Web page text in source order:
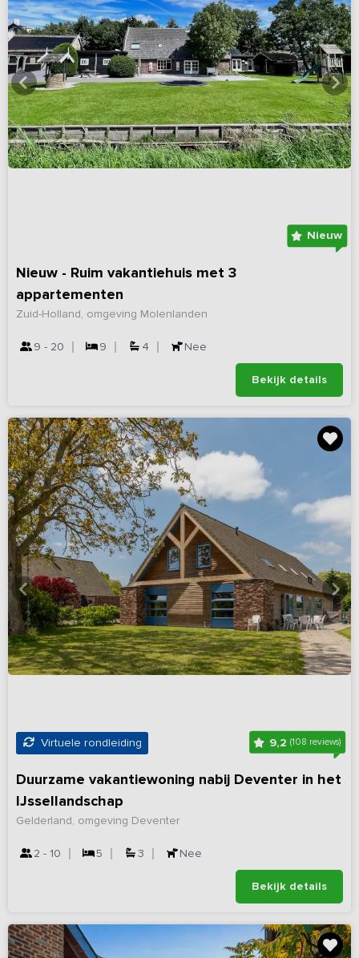
Nieuw
Nieuw - Ruim vakantiehuis met 3
appartementen
Zuid-Holland, omgeving Molenlanden
9 - 20 9 4 Nee
Bekijk details
Virtuele rondleiding 9,2 (108 reviews)
Duurzame vakantiewoning nabij Deventer in het
IJssellandschap
Gelderland, omgeving Deventer
2 - 10 5 3 Nee
Bekijk details